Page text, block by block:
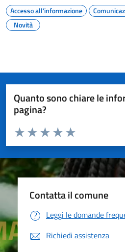
Accesso all'informazione
Novità
Quanto sono chiare le
pagina?
Valuta da 1 a 5 stelle la pagina
Valuta 5 stelle su
Valuta 4 stelle su 5
Valuta 3 stelle su 5
Valuta 2 stelle su 5
Valuta 1 stelle su 5
Contatta il comune
Leggi le domande
Richiedi assistenza